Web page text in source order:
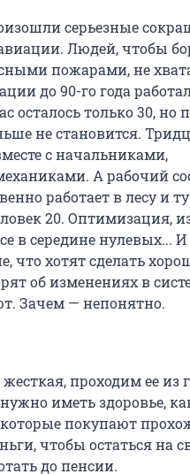
серьезные
Людей, чтобы
пожарами, не
до 90-го года
осталось только 30, но
не становится.
с начальниками,
А рабочий
работает в лесу и
20. Оптимизация,
в середине нулевых... И
что хотят сделать
об изменениях в
Зачем — непонятно.
проходим ее из
иметь здоровье,
покупают
чтобы остаться на
до пенсии.